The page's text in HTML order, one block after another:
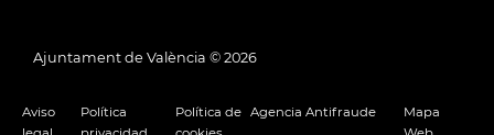
Ajuntament de València © 2026
Aviso
Política
Política de Agencia Antifraude
Mapa